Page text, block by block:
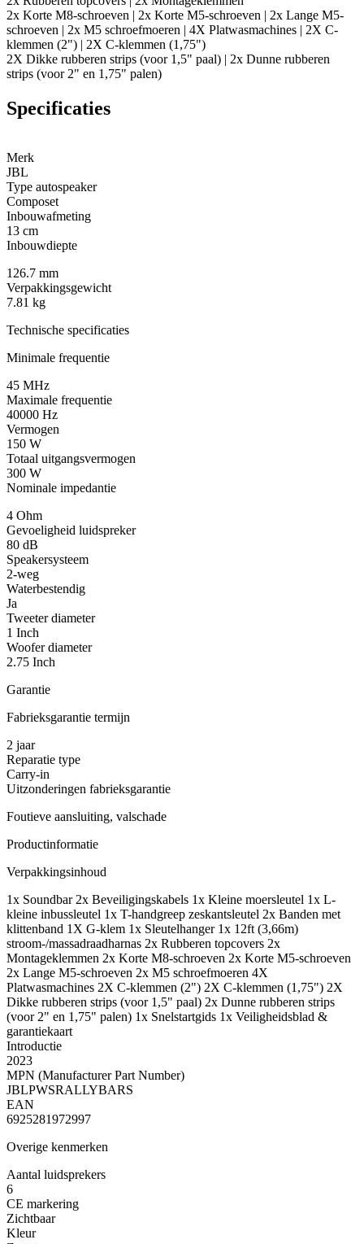
2x Korte M8-schroeven | 2x Korte M5-schroeven | 2x Lange M5-
schroeven | 2x M5 schroefmoeren | 4X Platwasmachines | 2X C-
klemmen (2") | 2X C-klemmen (1,75")
2X Dikke rubberen strips (voor 1,5" paal) | 2x Dunne rubberen
strips (voor 2" en 1,75" palen)
Specificaties
Merk
JBL
Type autospeaker
Composet
Inbouwafmeting
13 cm
Inbouwdiepte
126.7 mm
Verpakkingsgewicht
7.81 kg
Technische specificaties
Minimale frequentie
45 MHz
Maximale frequentie
40000 Hz
Vermogen
150 W
Totaal uitgangsvermogen
300 W
Nominale impedantie
4 Ohm
Gevoeligheid luidspreker
80 dB
Speakersysteem
2-weg
Waterbestendig
Ja
Tweeter diameter
1 Inch
Woofer diameter
2.75 Inch
Garantie
Fabrieksgarantie termijn
2 jaar
Reparatie type
Carry-in
Uitzonderingen fabrieksgarantie
Foutieve aansluiting, valschade
Productinformatie
Verpakkingsinhoud
1x Soundbar 2x Beveiligingskabels 1x Kleine moersleutel 1x L-
kleine inbussleutel 1x T-handgreep zeskantsleutel 2x Banden met
klittenband 1X G-klem 1x Sleutelhanger 1x 12ft (3,66m)
stroom-/massadraadharnas 2x Rubberen topcovers 2x
Montageklemmen 2x Korte M8-schroeven 2x Korte M5-schroeven
2x Lange M5-schroeven 2x M5 schroefmoeren 4X
Platwasmachines 2X C-klemmen (2") 2X C-klemmen (1,75") 2X
Dikke rubberen strips (voor 1,5" paal) 2x Dunne rubberen strips
(voor 2" en 1,75" palen) 1x Snelstartgids 1x Veiligheidsblad &
garantiekaart
Introductie
2023
MPN (Manufacturer Part Number)
JBLPWSRALLYBARS
EAN
6925281972997
Overige kenmerken
Aantal luidsprekers
6
CE markering
Zichtbaar
Kleur